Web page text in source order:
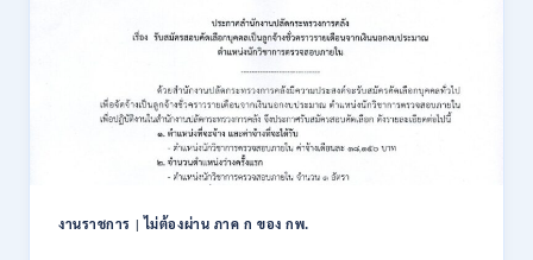
2569
รับ
สอบ
แข่งขัน
เพื่อ
บรรจุ
เป็น
44
งานราชการ |ไม่ต้องผ่าน ภาค ก ของ กพ.